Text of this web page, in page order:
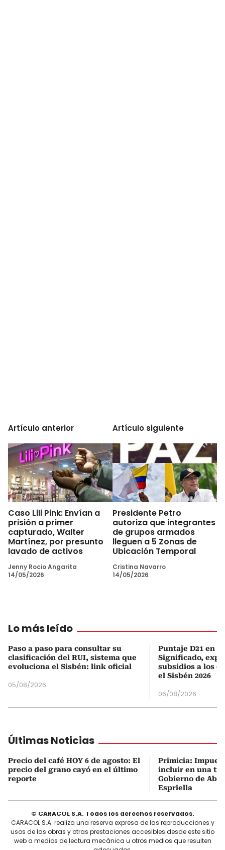
Artículo anterior
Caso Lili Pink: Envían a
prisión a primer
capturado, Walter
Martínez, por presunto
lavado de activos
Jenny Rocio Angarita
14/05/2026
Artículo siguiente
Presidente Petro
autoriza que integrantes
de grupos armados
lleguen a 5 Zonas de
Ubicación Temporal
Cristina Navarro
14/05/2026
Lo más leído
Paso a paso para consultar su
clasificación del RUI, sistema que
evoluciona el Sisbén: link oficial
05/08/2026
Puntaje D21 en
Significado,
subsidios a los
el Sisbén 2026
06/08/2026
Últimas Noticias
Precio del café HOY 6 de agosto: El
precio del grano cayó en el último
reporte
Primicia:
incluir en una
Gobierno de
Espriella
© CARACOL S.A. Todos los derechos reservados.
CARACOL S.A. realiza una reserva expresa de las reproducciones y
usos de las obras y otras prestaciones accesibles desde este sitio
web a medios de lectura mecánica u otros medios que resulten